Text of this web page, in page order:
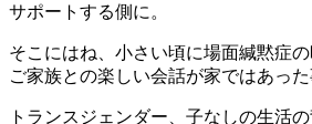
サポートする側に。
そこにはね、小さい頃に場面緘黙症の
ご家族との楽しい会話が家ではあった
トランスジェンダー、子なしの生活